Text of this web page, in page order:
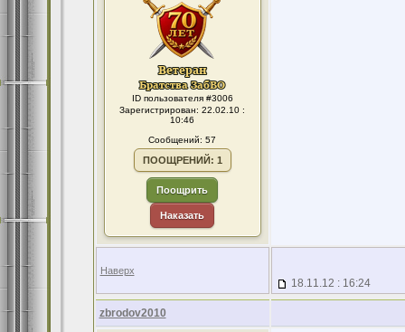
ID пользователя #3006
Зарегистрирован: 22.02.10 :
10:46
Сообщений: 57
ПООЩРЕНИЙ: 1
Поощрить
Наказать
Наверх
18.11.12 : 16:24
zbrodov2010